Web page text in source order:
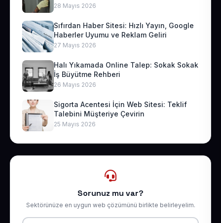
28 Mayıs 2026
Sıfırdan Haber Sitesi: Hızlı Yayın, Google
Haberler Uyumu ve Reklam Geliri
27 Mayıs 2026
Halı Yıkamada Online Talep: Sokak Sokak
İş Büyütme Rehberi
26 Mayıs 2026
Sigorta Acentesi İçin Web Sitesi: Teklif
Talebini Müşteriye Çevirin
25 Mayıs 2026
Sorunuz mu var?
Sektörünüze en uygun web çözümünü birlikte belirleyelim.